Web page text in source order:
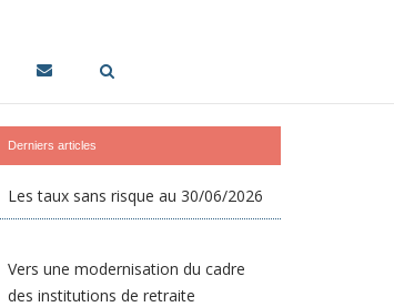
Derniers articles
Les taux sans risque au 30/06/2026
Vers une modernisation du cadre
des institutions de retraite